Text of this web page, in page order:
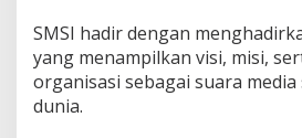
m
D
a
SMSI hadir dengan
yang menampilkan visi, misi,
organisasi sebagai suara
dunia.